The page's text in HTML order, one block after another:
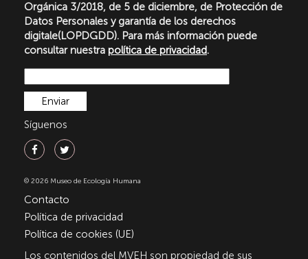
Orgánica 3/2018, de 5 de diciembre, de Protección de
Datos Personales y garantía de los derechos
digitale(LOPDGDD). Para más información puede
consultar nuestra política de privacidad.
Síguenos
© 2026 Museo de Ecología Humana
Contacto
Política de privacidad
Política de cookies (UE)
Los contenidos del MVEH son propiedad de sus